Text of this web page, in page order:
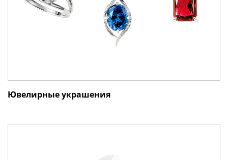
Ювелирные украшения